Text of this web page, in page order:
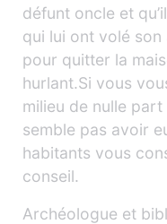
défunt oncle et
qui lui ont volé son
pour quitter la
hurlant.Si vous
milieu de nulle
semble pas avoir
habitants vous
conseil.
Archéologue et